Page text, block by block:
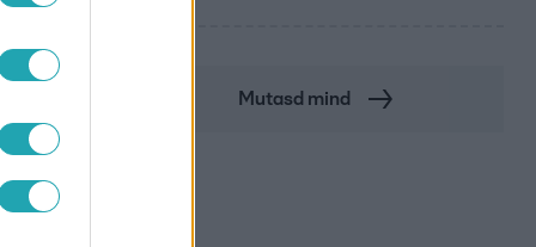
Mutasd mind